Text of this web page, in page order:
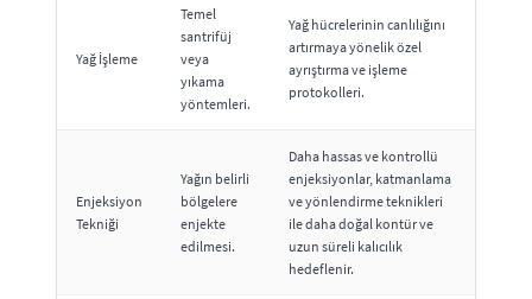
Yağ İşleme
Temel
santrifüj
veya
yıkama
yöntemleri.
Yağ hücrelerinin canlılığını
artırmaya yönelik özel
ayrıştırma ve işleme
protokolleri.
Enjeksiyon
Tekniği
Yağın belirli
bölgelere
enjekte
edilmesi.
Daha hassas ve kontrollü
enjeksiyonlar, katmanlama
ve yönlendirme teknikleri
ile daha doğal kontür ve
uzun süreli kalıcılık
hedeflenir.